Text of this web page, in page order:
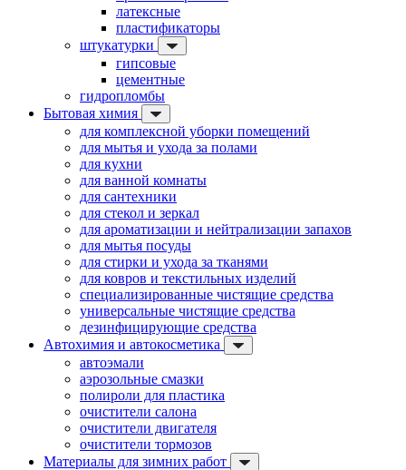
латексные
пластификаторы
штукатурки
гипсовые
цементные
гидропломбы
Бытовая химия
для комплексной уборки помещений
для мытья и ухода за полами
для кухни
для ванной комнаты
для сантехники
для стекол и зеркал
для ароматизации и нейтрализации запахов
для мытья посуды
для стирки и ухода за тканями
для ковров и текстильных изделий
специализированные чистящие средства
универсальные чистящие средства
дезинфицирующие средства
Автохимия и автокосметика
автоэмали
аэрозольные смазки
полироли для пластика
очистители салона
очистители двигателя
очистители тормозов
Материалы для зимних работ